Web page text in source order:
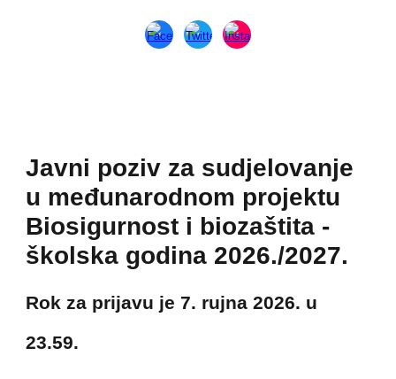
Javni poziv za sudjelovanje
u međunarodnom projektu
Biosigurnost i biozaštita -
školska godina 2026./2027.
Rok za prijavu je 7. rujna 2026. u
23.59.